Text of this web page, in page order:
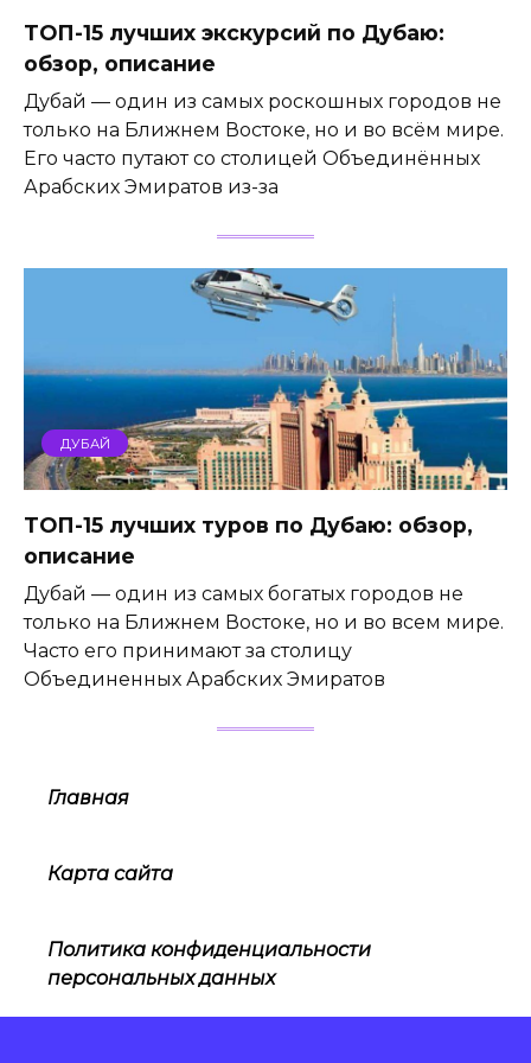
ТОП-15 лучших экскурсий по Дубаю:
обзор, описание
Дубай — один из самых роскошных городов не
только на Ближнем Востоке, но и во всём мире.
Его часто путают со столицей Объединённых
Арабских Эмиратов из-за
ДУБАЙ
ТОП-15 лучших туров по Дубаю: обзор,
описание
Дубай — один из самых богатых городов не
только на Ближнем Востоке, но и во всем мире.
Часто его принимают за столицу
Объединенных Арабских Эмиратов
Главная
Карта сайта
Политика конфиденциальности
персональных данных